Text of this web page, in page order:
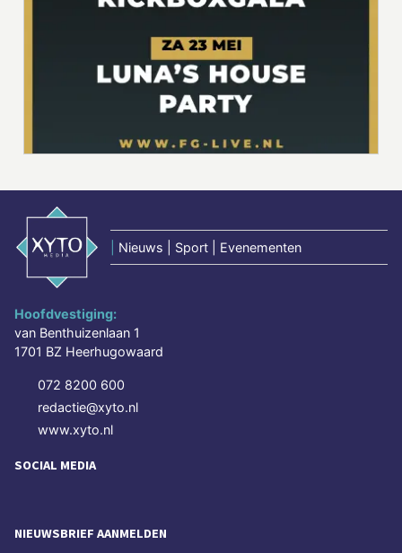
Nieuws | Sport | Evenementen
Hoofdvestiging:
van Benthuizenlaan 1
1701 BZ Heerhugowaard
072 8200 600
redactie@xyto.nl
www.xyto.nl
SOCIAL MEDIA
NIEUWSBRIEF AANMELDEN